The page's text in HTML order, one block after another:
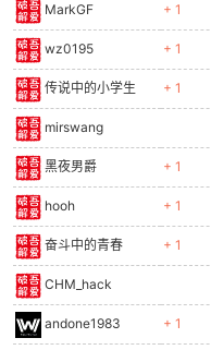
MarkGF + 1
wz0195 + 1
传说中的小学生 + 1
mirswang
黑夜男爵 + 1
hooh + 1
奋斗中的青春 + 1
CHM_hack
andone1983 + 1